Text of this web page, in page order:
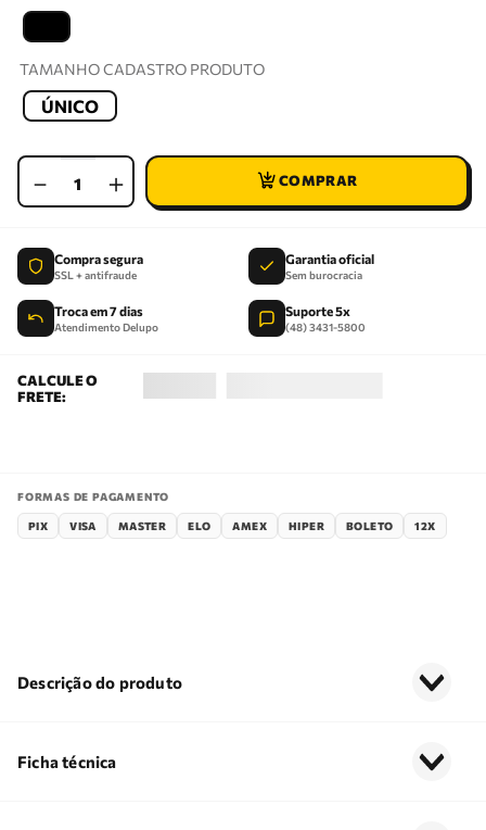
TAMANHO CADASTRO PRODUTO
ÚNICO
＋
－
Compra segura
SSL + antifraude
Garantia oficial
Sem burocracia
Troca em 7 dias
Atendimento Delupo
Suporte 5x
(48) 3431-5800
FORMAS DE PAGAMENTO
PIX VISA MASTER ELO AMEX HIPER BOLETO 12X
Descrição do produto
Ficha técnica